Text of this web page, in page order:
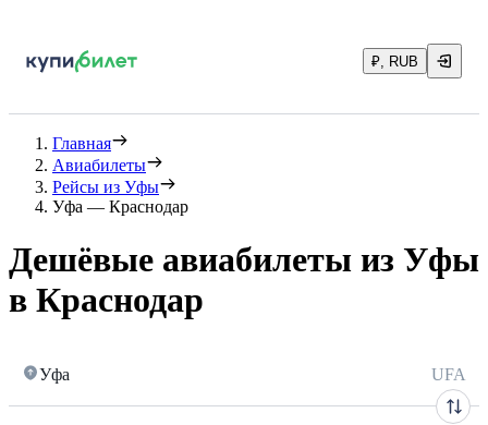
₽, RUB
Главная
Авиабилеты
Рейсы из Уфы
Уфа — Краснодар
Дешёвые авиабилеты из Уфы
в Краснодар
Уфа UFA